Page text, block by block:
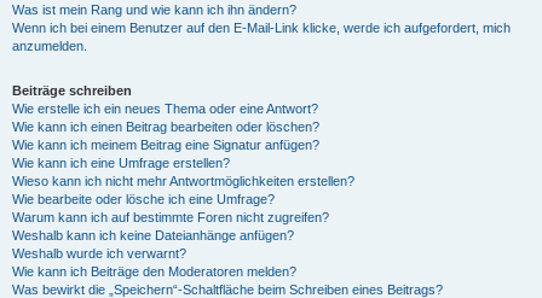
Was ist mein Rang und wie kann ich ihn ändern?
Wenn ich bei einem Benutzer auf den E-Mail-Link klicke, werde ich aufgefordert, mich
anzumelden.
Beiträge schreiben
Wie erstelle ich ein neues Thema oder eine Antwort?
Wie kann ich einen Beitrag bearbeiten oder löschen?
Wie kann ich meinem Beitrag eine Signatur anfügen?
Wie kann ich eine Umfrage erstellen?
Wieso kann ich nicht mehr Antwortmöglichkeiten erstellen?
Wie bearbeite oder lösche ich eine Umfrage?
Warum kann ich auf bestimmte Foren nicht zugreifen?
Weshalb kann ich keine Dateianhänge anfügen?
Weshalb wurde ich verwarnt?
Wie kann ich Beiträge den Moderatoren melden?
Was bewirkt die „Speichern“-Schaltfläche beim Schreiben eines Beitrags?